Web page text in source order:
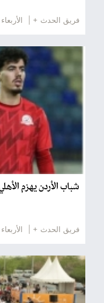
فريق الحدث + | الأربعاء 2025/03/05
شباب الأردن يهزم
فريق الحدث + | الأربعاء 2025/03/05